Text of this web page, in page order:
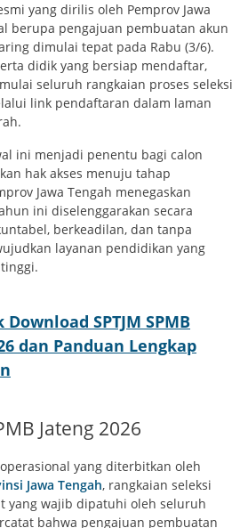
yang dirilis oleh Pemprov Jawa
berupa pengajuan pembuatan akun
dimulai tepat pada Rabu (3/6).
didik yang bersiap mendaftar,
seluruh rangkaian proses seleksi
link pendaftaran dalam laman
ini menjadi penentu bagi calon
hak akses menuju tahap
Jawa Tengah menegaskan
ini diselenggarakan secara
berkeadilan, dan tanpa
layanan pendidikan yang
Download SPTJM SPMB
dan Panduan Lengkap
Jateng 2026
yang diterbitkan oleh
Jawa Tengah, rangkaian seleksi
yang wajib dipatuhi oleh seluruh
bahwa pengajuan pembuatan